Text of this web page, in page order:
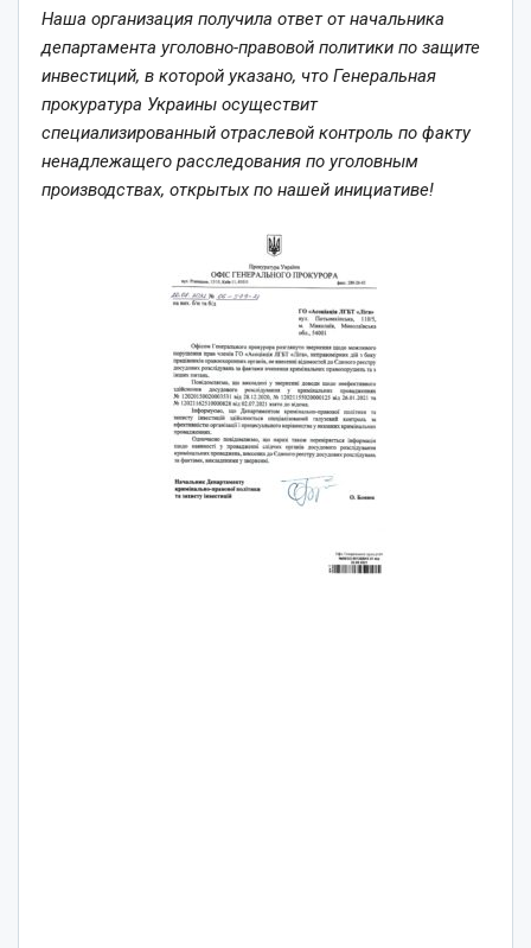
Наша организация получила ответ от начальника
департамента уголовно-правовой политики по защите
инвестиций, в которой указано, что Генеральная
прокуратура Украины осуществит
специализированный отраслевой контроль по факту
ненадлежащего расследования по уголовным
производствах, открытых по нашей инициативе!